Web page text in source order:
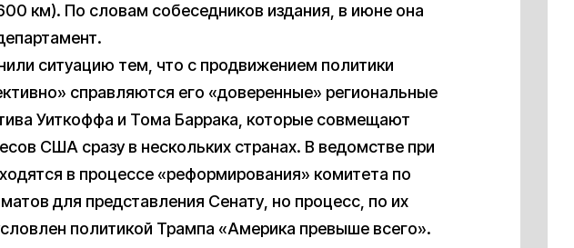
км). По словам собеседников издания, в июне она
ситуацию тем, что с продвижением политики
справляются его «доверенные» региональные
Уиткоффа и Тома Баррака, которые совмещают
США сразу в нескольких странах. В ведомстве при
в процессе «реформирования» комитета по
для представления Сенату, но процесс, по их
политикой Трампа «Америка превыше всего».